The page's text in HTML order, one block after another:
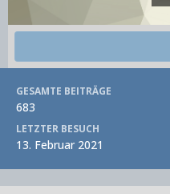
GESAMTE BEITRÄGE
683
LETZTER BESUCH
13. Februar 2021